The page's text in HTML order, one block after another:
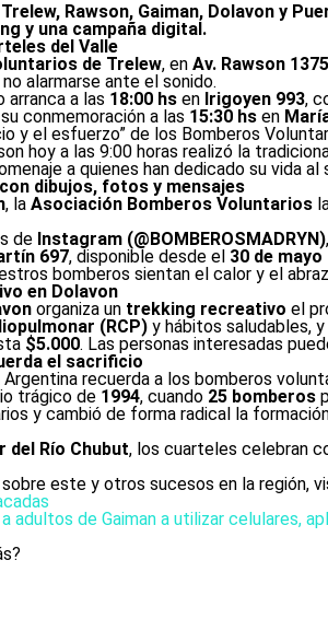
Rawson, Gaiman, Dolavon y
y una campaña digital.
del Valle
de Trelew, en Av. Rawson 1375
alarmarse ante el sonido.
arranca a las 18:00 hsen Irigoyen 993,
conmemoración a las 15:30 hsen
y el esfuerzo” de los Bomberos
hoy a las 9:00 horas realizó la
a quienes han dedicado su vida
dibujos, fotos y mensajes
, la Asociación Bomberos Voluntarios
de Instagram (@BOMBEROSMADRYN)
697, disponible desde el 30 de mayo
bomberos sientan el calor y el
en Dolavon
organiza un trekking recreativo el
(RCP)y hábitos saludables,
$5.000. Las personas interesadas
el sacrificio
Argentina recuerda a los bomberos
trágico de 1994, cuando 25 bomberos
y cambió de forma radical la
del Río Chubut, los cuarteles celebran
este y otros sucesos en la región,
a adultos de Gaiman a utilizar celulares,